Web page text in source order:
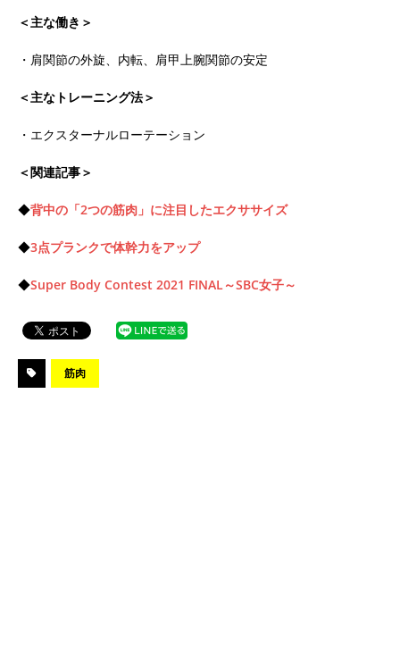
＜主な働き＞
・肩関節の外旋、内転、肩甲上腕関節の安定
＜主なトレーニング法＞
・エクスターナルローテーション
＜関連記事＞
◆背中の「2つの筋肉」に注目したエクササイズ
◆3点プランクで体幹力をアップ
◆Super Body Contest 2021 FINAL～SBC女子～
筋肉